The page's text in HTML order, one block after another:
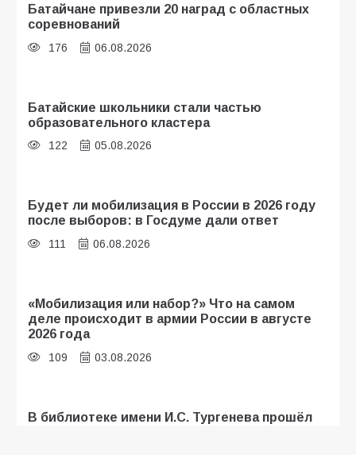
Батайчане привезли 20 наград с областных
соревнований
176 06.08.2026
Батайские школьники стали частью
образовательного кластера
122 05.08.2026
Будет ли мобилизация в России в 2026 году
после выборов: в Госдуме дали ответ
111 06.08.2026
«Мобилизация или набор?» Что на самом
деле происходит в армии России в августе
2026 года
109 03.08.2026
В библиотеке имени И.С. Тургенева прошёл